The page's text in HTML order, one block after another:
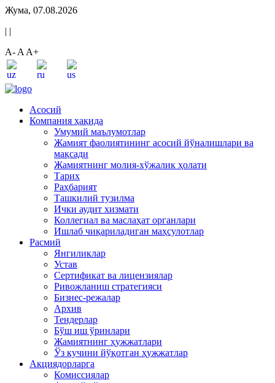
Жума, 07.08.2026
| |
A- A A+
Асосий
Компания ҳақида
Умумий маълумотлар
Жамият фаолиятининг асосий йўналишлари ва
мақсади
Жамиятнинг молия-хўжалик ҳолати
Тарих
Раҳбарият
Ташкилий тузилма
Ички аудит хизмати
Коллегиал ва маслаҳат органлари
Ишлаб чиқариладиган маҳсулотлар
Расмий
Янгиликлар
Устав
Сертификат ва лицензиялар
Ривожланиш стратегияси
Бизнес-режалар
Архив
Тендерлар
Бўш иш ўринлари
Жамиятнинг ҳужжатлари
Ўз кучини йўқотган ҳужжатлар
Акциядорларга
Комиссиялар